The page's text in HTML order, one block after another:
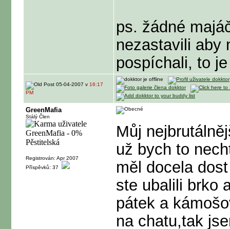
ps. žádné
nezastavili aby
pospíchali, to
05-04-2007 v 16:17
PM
GreenMafia
Stálý Člen
Registrován: Apr 2007
Příspěvků: 37
Můj
už bych to
měl docela
ste ubalili brko
pátek a
na chatu,tak